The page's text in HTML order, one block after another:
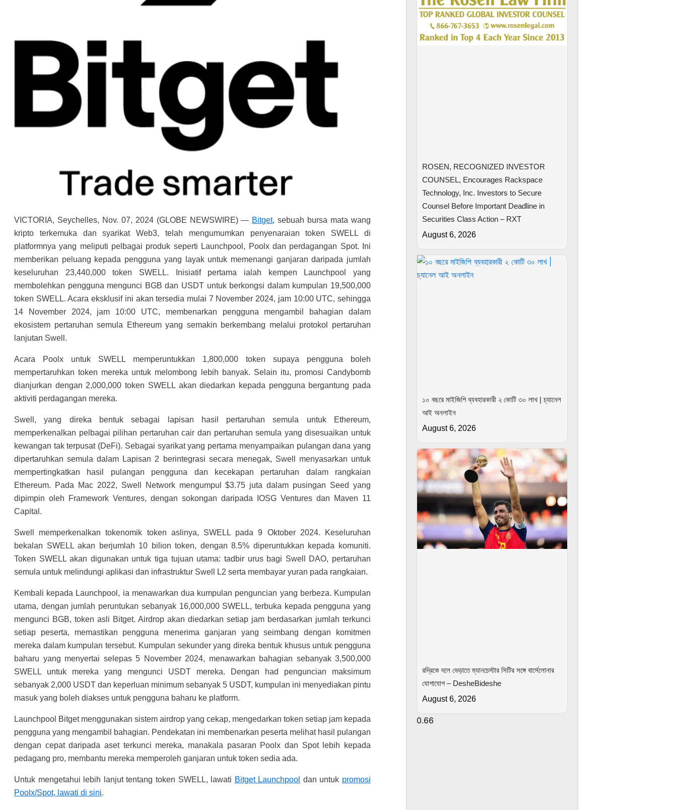
VICTORIA, Seychelles, Nov. 07, 2024 (GLOBE NEWSWIRE) — Bitget, sebuah bursa mata wang
kripto terkemuka dan syarikat Web3, telah mengumumkan penyenaraian token SWELL di
platformnya yang meliputi pelbagai produk seperti Launchpool, Poolx dan perdagangan Spot. Ini
memberikan peluang kepada pengguna yang layak untuk memenangi ganjaran daripada jumlah
keseluruhan 23,440,000 token SWELL. Inisiatif pertama ialah kempen Launchpool yang
membolehkan pengguna mengunci BGB dan USDT untuk berkongsi dalam kumpulan 19,500,000
token SWELL. Acara eksklusif ini akan tersedia mulai 7 November 2024, jam 10:00 UTC, sehingga
14 November 2024, jam 10:00 UTC, membenarkan pengguna mengambil bahagian dalam
ekosistem pertaruhan semula Ethereum yang semakin berkembang melalui protokol pertaruhan
lanjutan Swell.
Acara Poolx untuk SWELL memperuntukkan 1,800,000 token supaya pengguna boleh
mempertaruhkan token mereka untuk melombong lebih banyak. Selain itu, promosi Candybomb
dianjurkan dengan 2,000,000 token SWELL akan diedarkan kepada pengguna bergantung pada
aktiviti perdagangan mereka.
Swell, yang direka bentuk sebagai lapisan hasil pertaruhan semula untuk Ethereum,
memperkenalkan pelbagai pilihan pertaruhan cair dan pertaruhan semula yang disesuaikan untuk
kewangan tak terpusat (DeFi). Sebagai syarikat yang pertama menyampaikan pulangan dana yang
dipertaruhkan semula dalam Lapisan 2 berintegrasi secara menegak, Swell menyasarkan untuk
mempertingkatkan hasil pulangan pengguna dan kecekapan pertaruhan dalam rangkaian
Ethereum. Pada Mac 2022, Swell Network mengumpul $3.75 juta dalam pusingan Seed yang
dipimpin oleh Framework Ventures, dengan sokongan daripada IOSG Ventures dan Maven 11
Capital.
Swell memperkenalkan tokenomik token aslinya, SWELL pada 9 Oktober 2024. Keseluruhan
bekalan SWELL akan berjumlah 10 bilion token, dengan 8.5% diperuntukkan kepada komuniti.
Token SWELL akan digunakan untuk tiga tujuan utama: tadbir urus bagi Swell DAO, pertaruhan
semula untuk melindungi aplikasi dan infrastruktur Swell L2 serta membayar yuran pada rangkaian.
Kembali kepada Launchpool, ia menawarkan dua kumpulan penguncian yang berbeza. Kumpulan
utama, dengan jumlah peruntukan sebanyak 16,000,000 SWELL, terbuka kepada pengguna yang
mengunci BGB, token asli Bitget. Airdrop akan diedarkan setiap jam berdasarkan jumlah terkunci
setiap peserta, memastikan pengguna menerima ganjaran yang seimbang dengan komitmen
mereka dalam kumpulan tersebut. Kumpulan sekunder yang direka bentuk khusus untuk pengguna
baharu yang menyertai selepas 5 November 2024, menawarkan bahagian sebanyak 3,500,000
SWELL untuk mereka yang mengunci USDT mereka. Dengan had penguncian maksimum
sebanyak 2,000 USDT dan keperluan minimum sebanyak 5 USDT, kumpulan ini menyediakan pintu
masuk yang boleh diakses untuk pengguna baharu ke platform.
Launchpool Bitget menggunakan sistem airdrop yang cekap, mengedarkan token setiap jam kepada
pengguna yang mengambil bahagian. Pendekatan ini membenarkan peserta melihat hasil pulangan
dengan cepat daripada aset terkunci mereka, manakala pasaran Poolx dan Spot lebih kepada
pedagang pro, membantu mereka memperoleh ganjaran untuk token sedia ada.
Untuk mengetahui lebih lanjut tentang token SWELL, lawati Bitget Launchpool dan untuk promosi
Poolx/Spot, lawati di sini.
ROSEN, RECOGNIZED INVESTOR
COUNSEL, Encourages Rackspace
Technology, Inc. Investors to Secure
Counsel Before Important Deadline in
Securities Class Action – RXT
August 6, 2026
১০ বছরে মাইজিপি ব্যবহারকারী ২ কোটি ৩০ লাখ | চ্যানেল
আই অনলাইন
August 6, 2026
রদ্রিকে দলে ভেড়াতে ম্যানচেস্টার সিটির সঙ্গে বার্সেলোনার
যোগাযোগ – DesheBideshe
August 6, 2026